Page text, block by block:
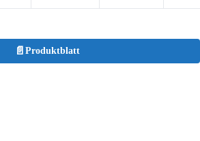
Produktblatt